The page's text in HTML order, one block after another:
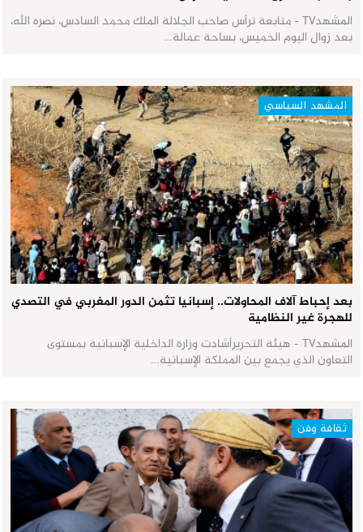
المشهدTV - متابعة ترأس صاحب الجلالة الملك محمد السادس، نصره الله،
بعد زوال اليوم الخميس، بساحة عمالة…
المشهد السياسي
بعد إحباط آلاف المحاولات.. إسبانيا تثمن الدور المغربي في التصدي
للهجرة غير النظامية
المشهدTV - هيئة التحريرأشادت وزارة الداخلية الإسبانية بمستوى
التعاون الذي يجمع بين المملكة الإسبانية…
ثقافة وفن